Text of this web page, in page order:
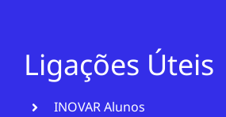
Ligações Úteis
INOVAR Alunos